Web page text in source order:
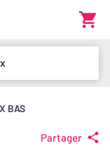
BAS
Partager